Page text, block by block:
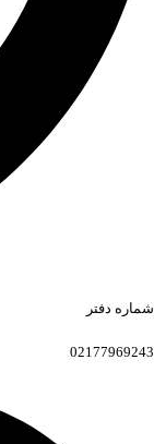
شماره دفتر
02177969243